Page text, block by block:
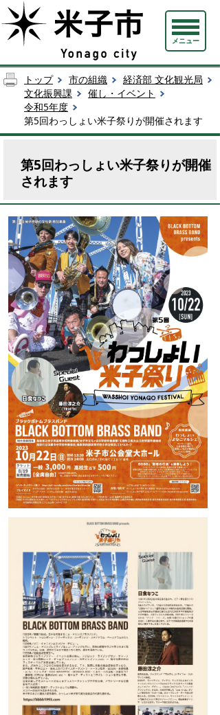
メニュー
トップ 市の組織
経済部 文化観光局
文化振興課
催し・イベント
令和5年度
第5回わっしょい米子祭りが開催されます
第5回わっしょい米子祭りが開催
されます